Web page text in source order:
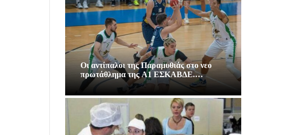
Οι αντίπαλοι της Παραμυθιάς στο νεο
πρωτάθλημα της A1 ΕΣΚΑΒΔΕ.…